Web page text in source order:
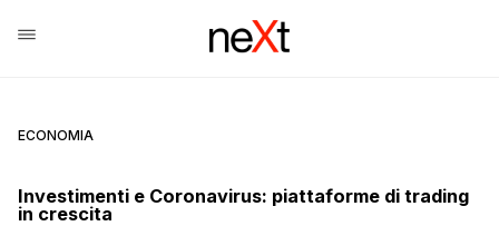
ECONOMIA
Investimenti e Coronavirus: piattaforme di trading
in crescita